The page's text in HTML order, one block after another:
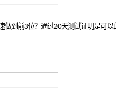
到前3位？通过20天测试证明是可以